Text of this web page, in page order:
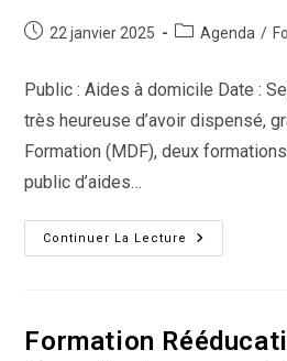
Publication
22 janvier 2025
PostAgenda /
Public : Aides à domicile Date :
très heureuse d’avoir dispensé,
Formation (MDF), deux
public d’aides…
Continuer La Lecture
Formations
Manutention
De
La
Formation